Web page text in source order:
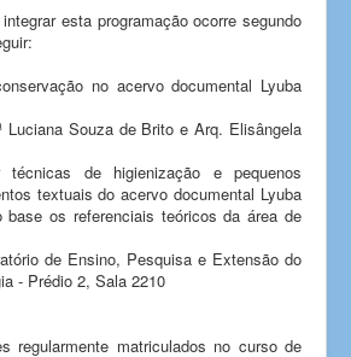
esta programação ocorre segundo
no acervo documental Lyuba
Luciana Souza de Brito e Arq. Elisângela
técnicas de higienização e pequenos
textuais do acervo documental Lyuba
base os referenciais teóricos da área de
de Ensino, Pesquisa e Extensão do
- Prédio 2, Sala 2210
regularmente matriculados no curso de